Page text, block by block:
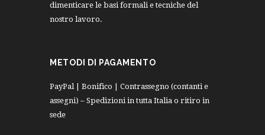
dimenticare le basi formali e tecniche del
nostro lavoro.
METODI DI PAGAMENTO
PayPal | Bonifico | Contrassegno (contanti e
assegni) – Spedizioni in tutta Italia o ritiro in
sede